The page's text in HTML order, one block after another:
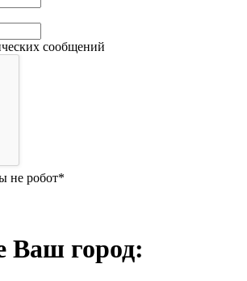
сообщений
не робот*
Ваш город: